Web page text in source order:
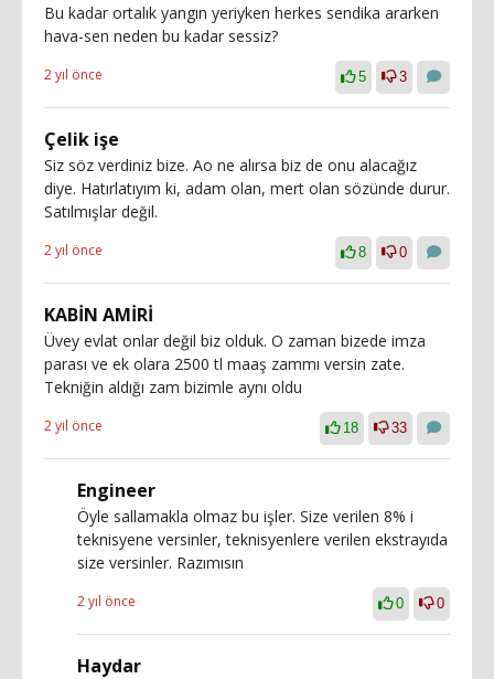
Bu kadar ortalık yangın yeriyken herkes sendika ararken
hava-sen neden bu kadar sessiz?
2 yıl önce 5 3
Çelik işe
Siz söz verdiniz bize. Ao ne alırsa biz de onu alacağız
diye. Hatırlatıyım ki, adam olan, mert olan sözünde durur.
Satılmışlar değil.
2 yıl önce 8 0
KABİN AMİRİ
Üvey evlat onlar değil biz olduk. O zaman bizede imza
parası ve ek olara 2500 tl maaş zammı versin zate.
Tekniğin aldığı zam bizimle aynı oldu
2 yıl önce 18 33
Engineer
Öyle sallamakla olmaz bu işler. Size verilen 8% i
teknisyene versinler, teknisyenlere verilen ekstrayıda
size versinler. Razımısın
2 yıl önce 0 0
Haydar